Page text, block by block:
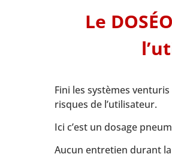
Le
Fini les systèmes
risques de l’utilisateur.
Ici c’est un dosage
Aucun entretien durant